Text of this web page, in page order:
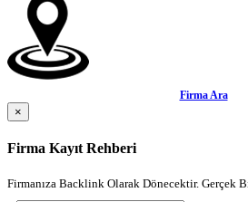
Firma Ara
×
Firma Kayıt Rehberi
Firmanıza Backlink Olarak Dönecektir. Gerçek